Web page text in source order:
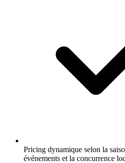
Pricing dynamique selon la
événements et la concurrence